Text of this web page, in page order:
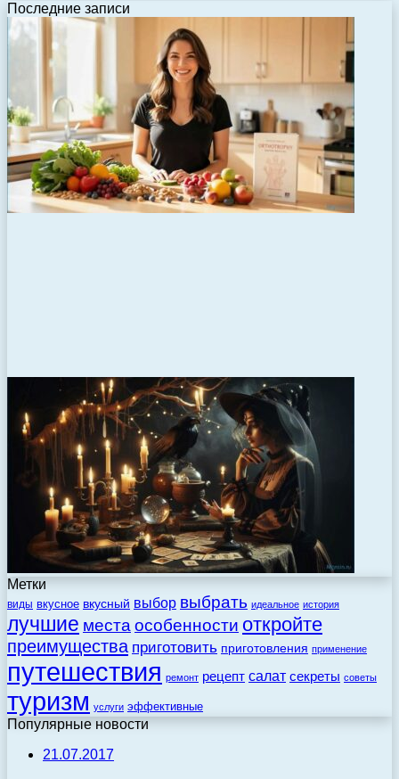
Последние записи
Метки
виды вкусное вкусный выбор выбрать идеальное история
лучшие места особенности откройте
преимущества приготовить приготовления применение
путешествия ремонт рецепт салат секреты советы
туризм услуги эффективные
Популярные новости
21.07.2017